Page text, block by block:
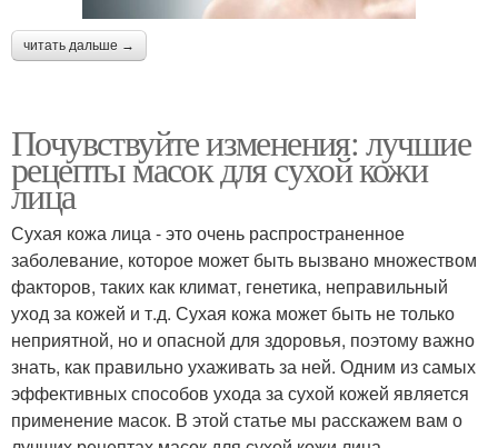
читать дальше →
Почувствуйте изменения: лучшие
рецепты масок для сухой кожи
лица
Сухая кожа лица - это очень распространенное
заболевание, которое может быть вызвано множеством
факторов, таких как климат, генетика, неправильный
уход за кожей и т.д. Сухая кожа может быть не только
неприятной, но и опасной для здоровья, поэтому важно
знать, как правильно ухаживать за ней. Одним из самых
эффективных способов ухода за сухой кожей является
применение масок. В этой статье мы расскажем вам о